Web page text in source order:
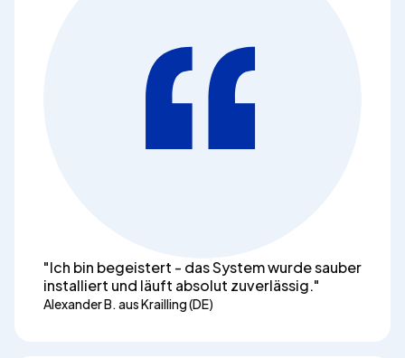
"Ich bin begeistert - das System wurde sauber
installiert und läuft absolut zuverlässig."
Alexander B. aus Krailling (DE)